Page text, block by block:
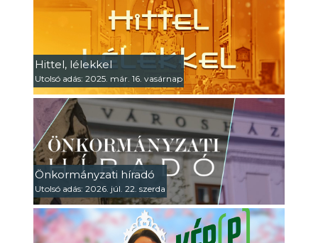
Hittel, lélekkel
Utolsó adás: 2025. már. 16. vasárnap
Önkormányzati híradó
Utolsó adás: 2026. júl. 22. szerda